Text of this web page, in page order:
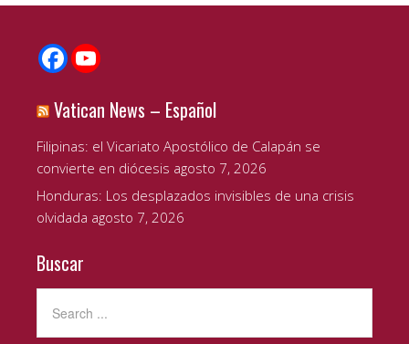
Vatican News – Español
Filipinas: el Vicariato Apostólico de Calapán se
convierte en diócesis agosto 7, 2026
Honduras: Los desplazados invisibles de una crisis
olvidada agosto 7, 2026
Buscar